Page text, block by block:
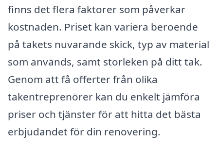
finns det flera faktorer som påverkar
kostnaden. Priset kan variera beroende
på takets nuvarande skick, typ av material
som används, samt storleken på ditt tak.
Genom att få offerter från olika
takentreprenörer kan du enkelt jämföra
priser och tjänster för att hitta det bästa
erbjudandet för din renovering.